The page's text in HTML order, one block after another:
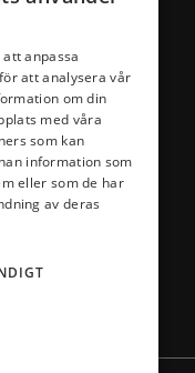
anpassa
att analysera vår
om din
med våra
som kan
information som
eller som de har
av deras